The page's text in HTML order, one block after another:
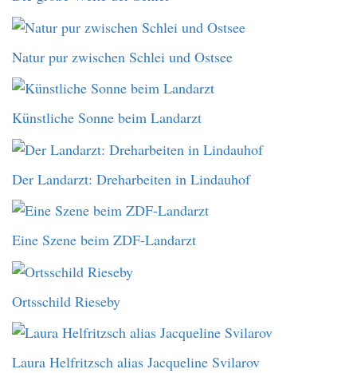
Natur pur zwischen Schlei und Ostsee
Künstliche Sonne beim Landarzt
Der Landarzt: Dreharbeiten in Lindauhof
Eine Szene beim ZDF-Landarzt
Ortsschild Rieseby
Laura Helfritzsch alias Jacqueline Svilarov